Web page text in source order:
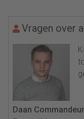
Vragen over
Daan Commandeur